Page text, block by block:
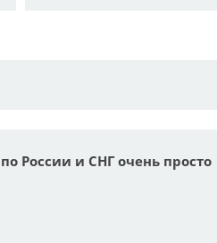
России и СНГ очень просто